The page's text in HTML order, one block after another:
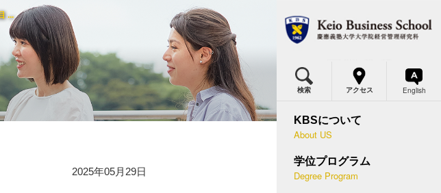
...
2025年05月29日
検索 アクセス English
KBSについて
About US
KBSの価値
学位プログラム
Degree Program
MBA
体得できる力・2年間の流れ
カリキュラム・各科目の概要
国際プログラム
デュアル・ディグリープログラム
セミナー概要